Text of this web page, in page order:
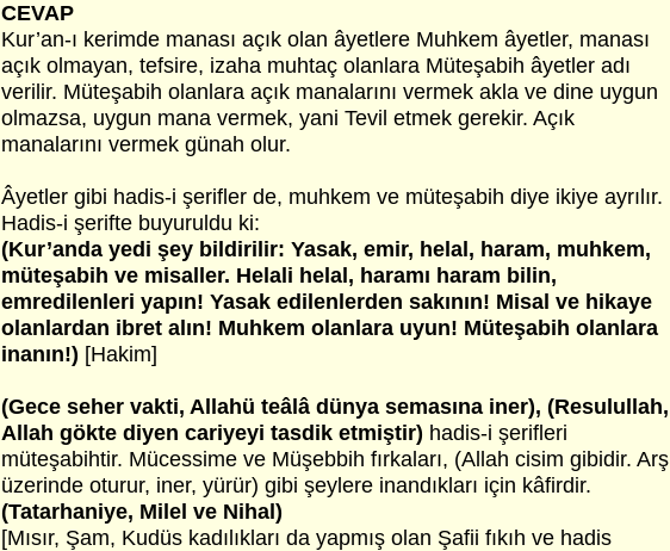
CEVAP
Kur’an-ı kerimde manası açık olan âyetlere Muhkem âyetler, manası
açık olmayan, tefsire, izaha muhtaç olanlara Müteşabih âyetler adı
verilir. Müteşabih olanlara açık manalarını vermek akla ve dine uygun
olmazsa, uygun mana vermek, yani Tevil etmek gerekir. Açık
manalarını vermek günah olur.
Âyetler gibi hadis-i şerifler de, muhkem ve müteşabih diye ikiye ayrılır.
Hadis-i şerifte buyuruldu ki:
(Kur’anda yedi şey bildirilir: Yasak, emir, helal, haram, muhkem,
müteşabih ve misaller. Helali helal, haramı haram bilin,
emredilenleri yapın! Yasak edilenlerden sakının! Misal ve hikaye
olanlardan ibret alın! Muhkem olanlara uyun! Müteşabih olanlara
inanın!) [Hakim]
(Gece seher vakti, Allahü teâlâ dünya semasına iner), (Resulullah,
Allah gökte diyen cariyeyi tasdik etmiştir) hadis-i şerifleri
müteşabihtir. Mücessime ve Müşebbih fırkaları, (Allah cisim gibidir. Arş
üzerinde oturur, iner, yürür) gibi şeylere inandıkları için kâfirdir.
(Tatarhaniye, Milel ve Nihal)
[Mısır, Şam, Kudüs kadılıkları da yapmış olan Şafii fıkıh ve hadis